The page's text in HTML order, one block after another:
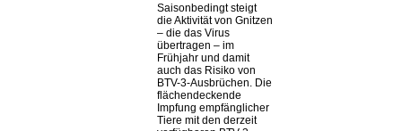
Saisonbedingt steigt
die Aktivität von Gnitzen
– die das Virus
übertragen – im
Frühjahr und damit
auch das Risiko von
BTV-3-Ausbrüchen. Die
flächendeckende
Impfung empfänglicher
Tiere mit den derzeit